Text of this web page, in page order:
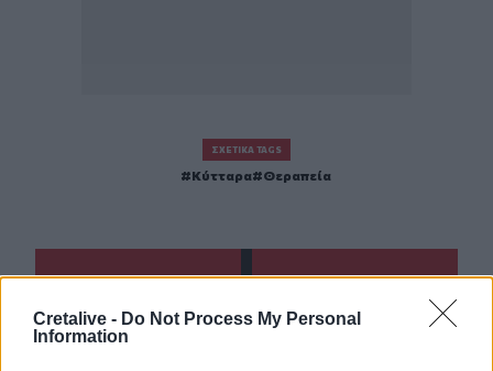
Cretalive - Do Not Process My Personal
Information
ΣΧΕΤΙΚΆ TAGS
Κύτταρα Θεραπεία
Γίνε ο ρεπόρτερ του CRETALIVE
ΣΤΕΊΛΕ ΤΗΝ ΕΊΔΗΣΗ